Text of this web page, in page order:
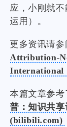
应，小刚就
运用）。
更多资讯请参
Attribution-
International
本篇文章参
普：知识共
(bilibili.com)